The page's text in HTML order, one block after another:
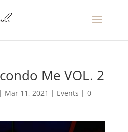
Me VOL. 2
| Mar 11, 2021 | Events | 0